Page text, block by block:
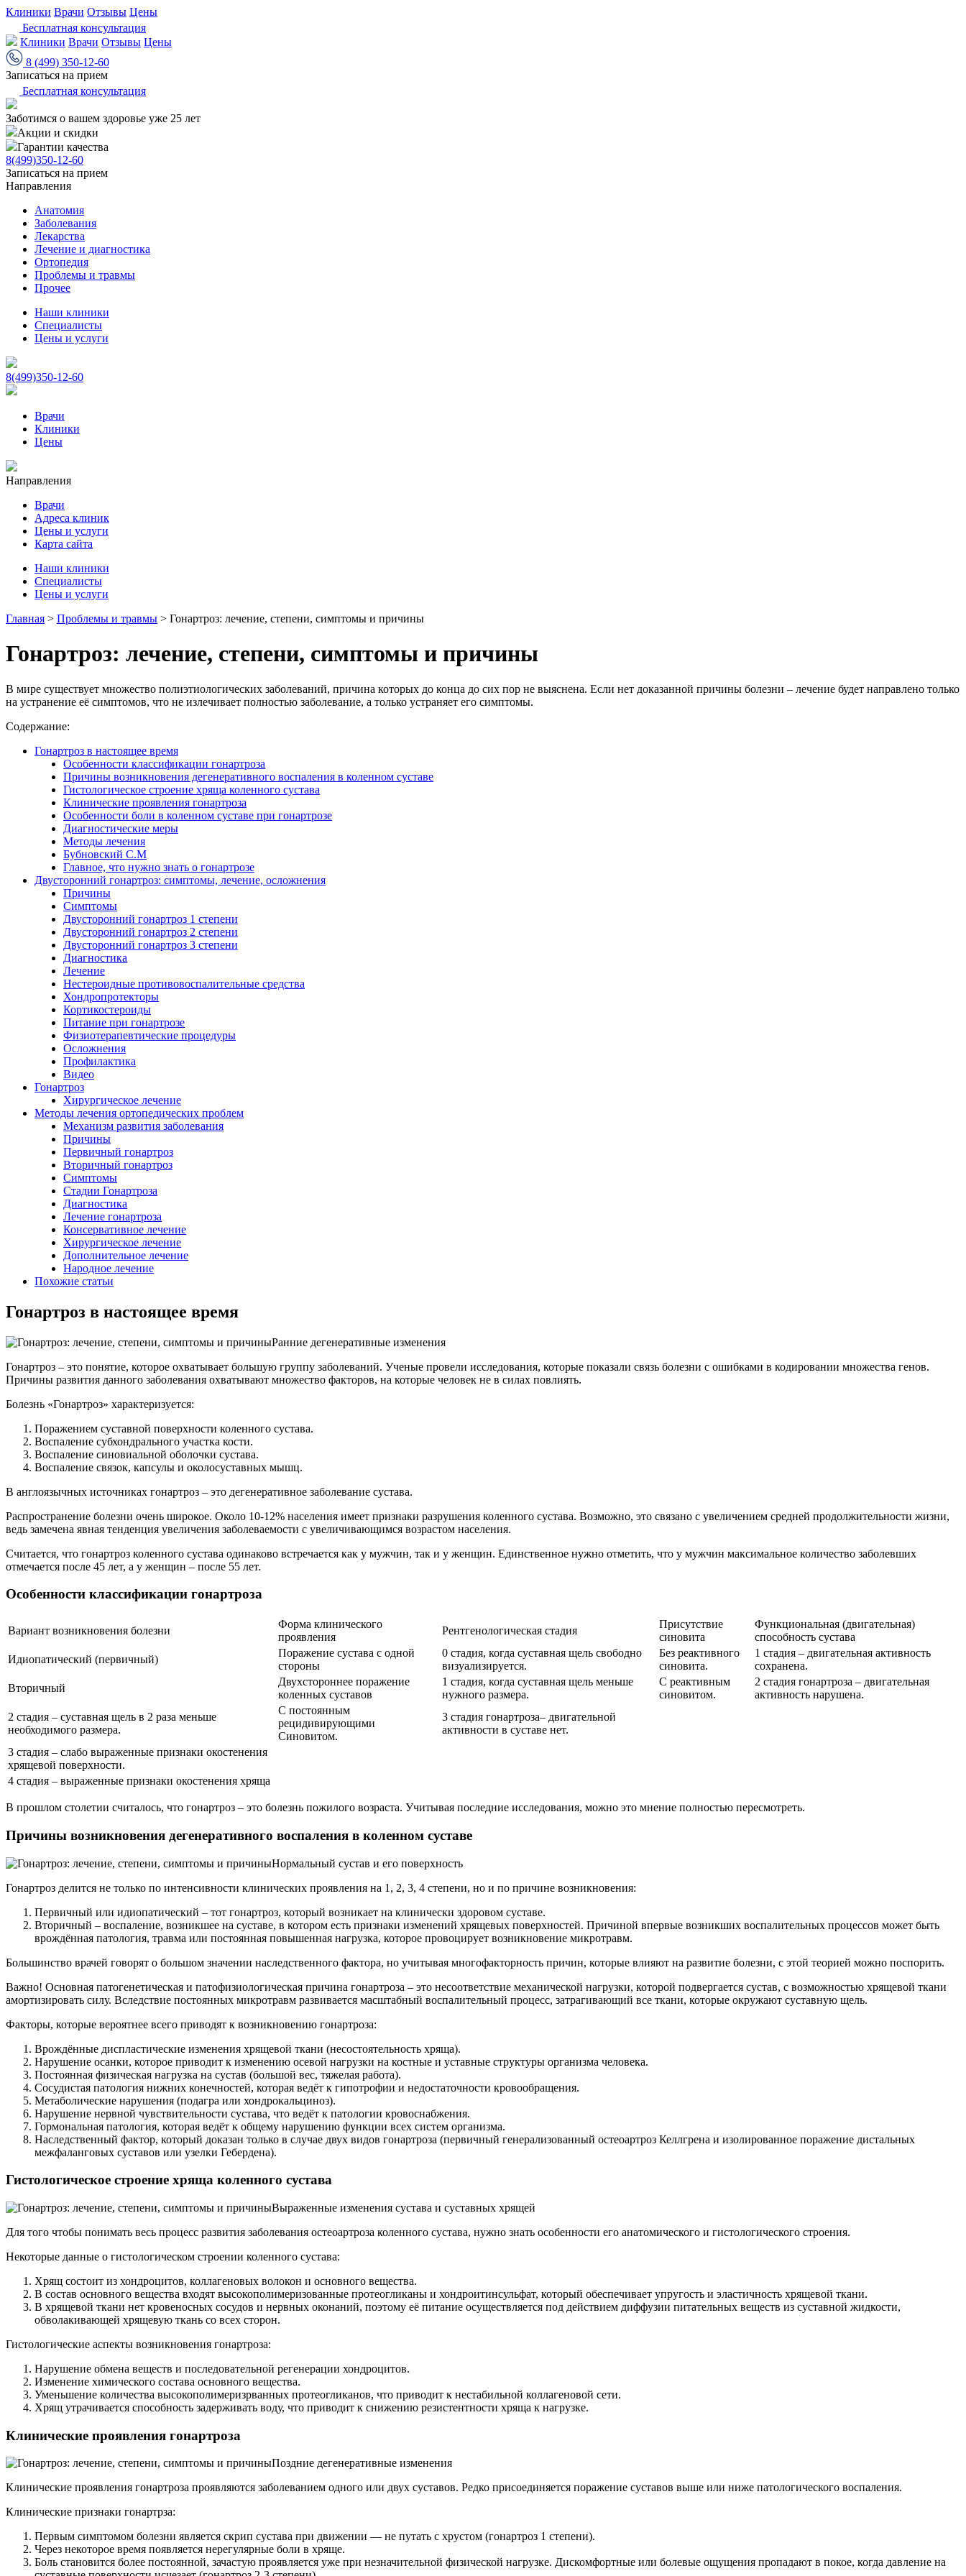
Клиники Врачи Отзывы Цены
Бесплатная консультация
Клиники Врачи Отзывы Цены
8 (499) 350-12-60
Записаться на прием
Бесплатная консультация
Заботимся о вашем здоровье уже 25 лет
Акции и скидки
Гарантии качества
8(499)350-12-60
Записаться на прием
Направления
Анатомия
Заболевания
Лекарства
Лечение и диагностика
Ортопедия
Проблемы и травмы
Прочее
Наши клиники
Специалисты
Цены и услуги
8(499)350-12-60
Врачи
Клиники
Цены
Направления
Врачи
Адреса клиник
Цены и услуги
Карта сайта
Наши клиники
Специалисты
Цены и услуги
Главная > Проблемы и травмы > Гонартроз: лечение, степени, симптомы и причины
Гонартроз: лечение, степени, симптомы и причины
В мире существует множество полиэтиологических заболеваний, причина которых до конца до сих пор не выяснена. Если нет доказанной причины болезни – лечение будет направлено только
на устранение её симптомов, что не излечивает полностью заболевание, а только устраняет его симптомы.
Содержание:
Гонартроз в настоящее время
Особенности классификации гонартроза
Причины возникновения дегенеративного воспаления в коленном суставе
Гистологическое строение хряща коленного сустава
Клинические проявления гонартроза
Особенности боли в коленном суставе при гонартрозе
Диагностические меры
Методы лечения
Бубновский С.М
Главное, что нужно знать о гонартрозе
Двусторонний гонартроз: симптомы, лечение, осложнения
Причины
Симптомы
Двусторонний гонартроз 1 степени
Двусторонний гонартроз 2 степени
Двусторонний гонартроз 3 степени
Диагностика
Лечение
Нестероидные противовоспалительные средства
Хондропротекторы
Кортикостероиды
Питание при гонартрозе
Физиотерапевтические процедуры
Осложнения
Профилактика
Видео
Гонартроз
Хирургическое лечение
Методы лечения ортопедических проблем
Механизм развития заболевания
Причины
Первичный гонартроз
Вторичный гонартроз
Симптомы
Стадии Гонартроза
Диагностика
Лечение гонартроза
Консервативное лечение
Хирургическое лечение
Дополнительное лечение
Народное лечение
Похожие статьи
Гонартроз в настоящее время
Ранние дегенеративные изменения
Гонартроз – это понятие, которое охватывает большую группу заболеваний. Ученые провели исследования, которые показали связь болезни с ошибками в кодировании множества генов.
Причины развития данного заболевания охватывают множество факторов, на которые человек не в силах повлиять.
Болезнь «Гонартроз» характеризуется:
Поражением суставной поверхности коленного сустава.
Воспаление субхондрального участка кости.
Воспаление синовиальной оболочки сустава.
Воспаление связок, капсулы и околосуставных мышц.
В англоязычных источниках гонартроз – это дегенеративное заболевание сустава.
Распространение болезни очень широкое. Около 10-12% населения имеет признаки разрушения коленного сустава. Возможно, это связано с увеличением средней продолжительности жизни,
ведь замечена явная тенденция увеличения заболеваемости с увеличивающимся возрастом населения.
Считается, что гонартроз коленного сустава одинаково встречается как у мужчин, так и у женщин. Единственное нужно отметить, что у мужчин максимальное количество заболевших
отмечается после 45 лет, а у женщин – после 55 лет.
Особенности классификации гонартроза
Вариант возникновения болезни
Форма клинического
проявления
Рентгенологическая стадия
Присутствие
синовита
Функциональная (двигательная)
способность сустава
Идиопатический (первичный)
Поражение сустава с одной
стороны
0 стадия, когда суставная щель свободно
визуализируется.
Без реактивного
синовита.
1 стадия – двигательная активность
сохранена.
Вторичный
Двухстороннее поражение
коленных суставов
1 стадия, когда суставная щель меньше
нужного размера.
С реактивным
синовитом.
2 стадия гонартроза – двигательная
активность нарушена.
2 стадия – суставная щель в 2 раза меньше
необходимого размера.
С постоянным
рецидивирующими
Синовитом.
3 стадия гонартроза– двигательной
активности в суставе нет.
3 стадия – слабо выраженные признаки окостенения
хрящевой поверхности.
4 стадия – выраженные признаки окостенения хряща
В прошлом столетии считалось, что гонартроз – это болезнь пожилого возраста. Учитывая последние исследования, можно это мнение полностью пересмотреть.
Причины возникновения дегенеративного воспаления в коленном суставе
Нормальный сустав и его поверхность
Гонартроз делится не только по интенсивности клинических проявления на 1, 2, 3, 4 степени, но и по причине возникновения:
Первичный или идиопатический – тот гонартроз, который возникает на клинически здоровом суставе.
Вторичный – воспаление, возникшее на суставе, в котором есть признаки изменений хрящевых поверхностей. Причиной впервые возникших воспалительных процессов может быть
врождённая патология, травма или постоянная повышенная нагрузка, которое провоцирует возникновение микротравм.
Большинство врачей говорят о большом значении наследственного фактора, но учитывая многофакторность причин, которые влияют на развитие болезни, с этой теорией можно поспорить.
Важно! Основная патогенетическая и патофизиологическая причина гонартроза – это несоответствие механической нагрузки, которой подвергается сустав, с возможностью хрящевой ткани
амортизировать силу. Вследствие постоянных микротравм развивается масштабный воспалительный процесс, затрагивающий все ткани, которые окружают суставную щель.
Факторы, которые вероятнее всего приводят к возникновению гонартроза:
Врождённые диспластические изменения хрящевой ткани (несостоятельность хряща).
Нарушение осанки, которое приводит к изменению осевой нагрузки на костные и уставные структуры организма человека.
Постоянная физическая нагрузка на сустав (большой вес, тяжелая работа).
Сосудистая патология нижних конечностей, которая ведёт к гипотрофии и недостаточности кровообращения.
Метаболические нарушения (подагра или хондрокальциноз).
Нарушение нервной чувствительности сустава, что ведёт к патологии кровоснабжения.
Гормональная патология, которая ведёт к общему нарушению функции всех систем организма.
Наследственный фактор, который доказан только в случае двух видов гонартроза (первичный генерализованный остеоартроз Келлгрена и изолированное поражение дистальных
межфаланговых суставов или узелки Гебердена).
Гистологическое строение хряща коленного сустава
Выраженные изменения сустава и суставных хрящей
Для того чтобы понимать весь процесс развития заболевания остеоартроза коленного сустава, нужно знать особенности его анатомического и гистологического строения.
Некоторые данные о гистологическом строении коленного сустава:
Хрящ состоит из хондроцитов, коллагеновых волокон и основного вещества.
В состав основного вещества входят высокополимеризованные протеогликаны и хондроитинсульфат, который обеспечивает упругость и эластичность хрящевой ткани.
В хрящевой ткани нет кровеносных сосудов и нервных оконаний, поэтому её питание осуществляется под действием диффузии питательных веществ из суставной жидкости,
обволакивающей хрящевую ткань со всех сторон.
Гистологические аспекты возникновения гонартроза:
Нарушение обмена веществ и последовательной регенерации хондроцитов.
Изменение химического состава основного вещества.
Уменьшение количества высокополимеризрванных протеогликанов, что приводит к нестабильной коллагеновой сети.
Хрящ утрачивается способность задерживать воду, что приводит к снижению резистентности хряща к нагрузке.
Клинические проявления гонартроза
Поздние дегенеративные изменения
Клинические проявления гонартроза проявляются заболеванием одного или двух суставов. Редко присоединяется поражение суставов выше или ниже патологического воспаления.
Клинические признаки гонартрза:
Первым симптомом болезни является скрип сустава при движении — не путать с хрустом (гонартроз 1 степени).
Через некоторое время появляется нерегулярные боли в хряще.
Боль становится более постоянной, зачастую проявляется уже при незначительной физической нагрузке. Дискомфортные или болевые ощущения пропадают в покое, когда давление на